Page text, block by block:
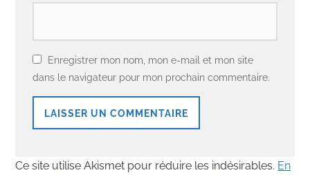
Enregistrer mon nom, mon e-mail et mon site
dans le navigateur pour mon prochain commentaire.
Ce site utilise Akismet pour réduire les indésirables. En